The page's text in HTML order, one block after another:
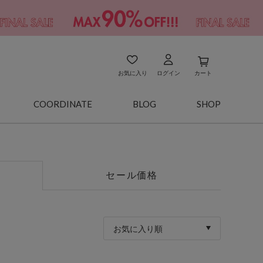
お気に入り ログイン カート
COORDINATE BLOG SHOP
セール価格
お気に入り順